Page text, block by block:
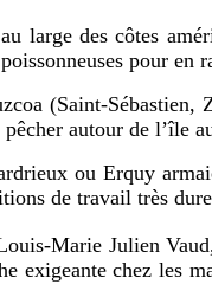
large des côtes
pour en
(Saint-
autour de l’île
ou Erquy
de travail très
Marie Julien
exigeante chez les